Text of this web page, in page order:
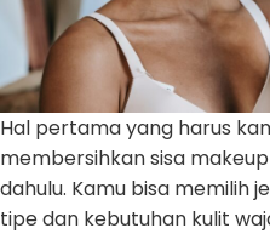
Hal pertama yang harus
membersihkan sisa
dahulu. Kamu bisa memilih
tipe dan kebutuhan kulit